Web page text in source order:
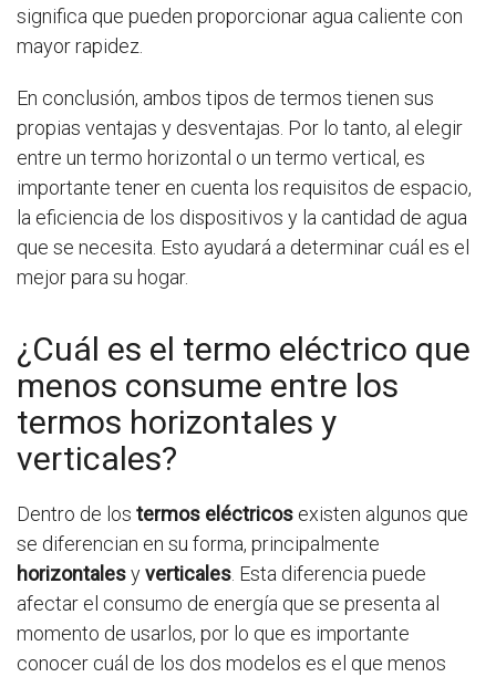
significa que pueden proporcionar agua caliente con
mayor rapidez.
En conclusión, ambos tipos de termos tienen sus
propias ventajas y desventajas. Por lo tanto, al elegir
entre un termo horizontal o un termo vertical, es
importante tener en cuenta los requisitos de espacio,
la eficiencia de los dispositivos y la cantidad de agua
que se necesita. Esto ayudará a determinar cuál es el
mejor para su hogar.
¿Cuál es el termo eléctrico que
menos consume entre los
termos horizontales y
verticales?
Dentro de los termos eléctricos existen algunos que
se diferencian en su forma, principalmente
horizontalesyverticales. Esta diferencia puede
afectar el consumo de energía que se presenta al
momento de usarlos, por lo que es importante
conocer cuál de los dos modelos es el que menos